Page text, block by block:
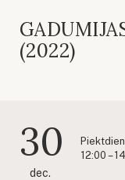
(2022)
30
dec.
12:00 –